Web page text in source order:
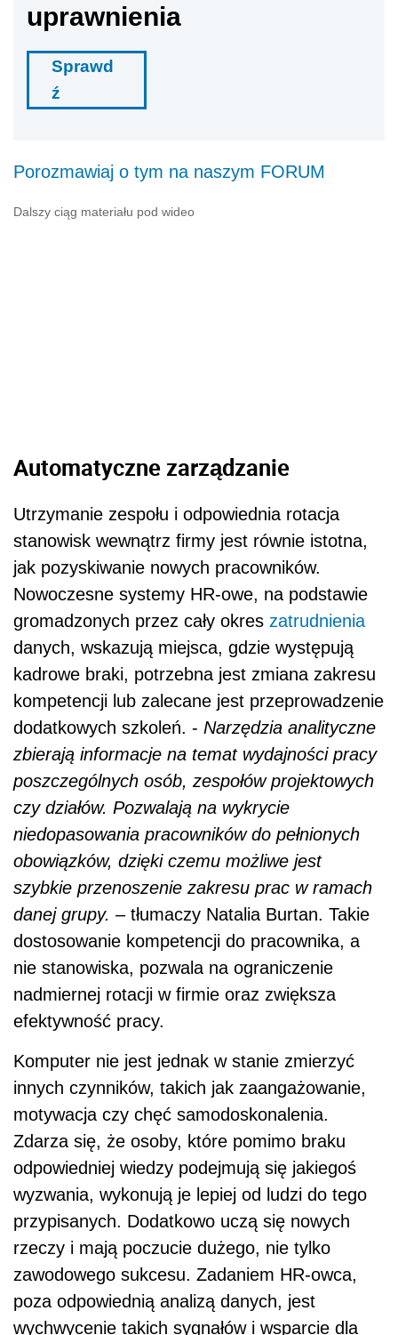
uprawnienia
Sprawd
ź
Porozmawiaj o tym na naszym FORUM
Dalszy ciąg materiału pod wideo
Automatyczne zarządzanie
Utrzymanie zespołu i odpowiednia rotacja
stanowisk wewnątrz firmy jest równie istotna,
jak pozyskiwanie nowych pracowników.
Nowoczesne systemy HR-owe, na podstawie
gromadzonych przez cały okres zatrudnienia
danych, wskazują miejsca, gdzie występują
kadrowe braki, potrzebna jest zmiana zakresu
kompetencji lub zalecane jest przeprowadzenie
dodatkowych szkoleń. - Narzędzia analityczne
zbierają informacje na temat wydajności pracy
poszczególnych osób, zespołów projektowych
czy działów. Pozwalają na wykrycie
niedopasowania pracowników do pełnionych
obowiązków, dzięki czemu możliwe jest
szybkie przenoszenie zakresu prac w ramach
danej grupy. – tłumaczy Natalia Burtan. Takie
dostosowanie kompetencji do pracownika, a
nie stanowiska, pozwala na ograniczenie
nadmiernej rotacji w firmie oraz zwiększa
efektywność pracy.
Komputer nie jest jednak w stanie zmierzyć
innych czynników, takich jak zaangażowanie,
motywacja czy chęć samodoskonalenia.
Zdarza się, że osoby, które pomimo braku
odpowiedniej wiedzy podejmują się jakiegoś
wyzwania, wykonują je lepiej od ludzi do tego
przypisanych. Dodatkowo uczą się nowych
rzeczy i mają poczucie dużego, nie tylko
zawodowego sukcesu. Zadaniem HR-owca,
poza odpowiednią analizą danych, jest
wychwycenie takich sygnałów i wsparcie dla